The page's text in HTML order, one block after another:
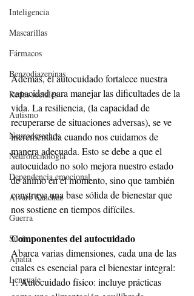
Inteligencia
Mascarillas
Fármacos
Benzodiazepinas
Redes sociales
Autismo
Neuroderechos
Neurotecnología
Dependencia emocional
Alvaro Sánchez
Guerra
Sueño
Apatía
Lenguaje
Además, el autocuidado fortalece nuestra
capacidad para manejar las dificultades de la
vida. La resiliencia, (la capacidad de
recuperarse de situaciones adversas), se ve
incrementada cuando nos cuidamos de
manera adecuada. Esto se debe a que el
autocuidado no solo mejora nuestro estado
de ánimo en el momento, sino que también
construye una base sólida de bienestar que
nos sostiene en tiempos difíciles.
Componentes del autocuidado
Abarca varias dimensiones, cada una de las
cuales es esencial para el bienestar integral:
1. Autocuidado físico: incluye prácticas